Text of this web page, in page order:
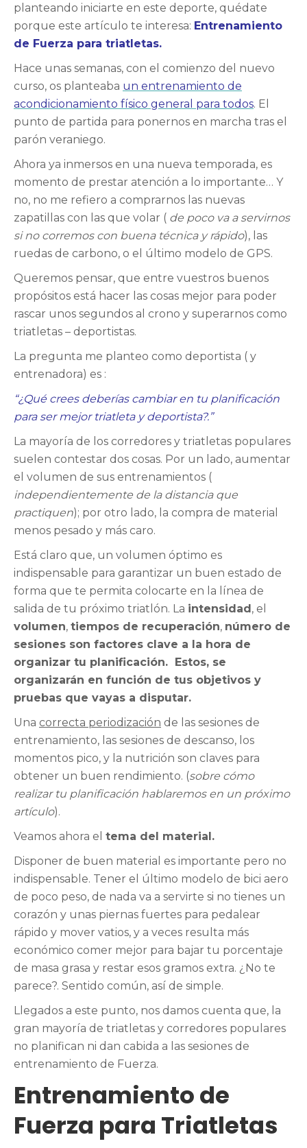
planteando iniciarte en este deporte, quédate
porque este artículo te interesa: Entrenamiento
de Fuerza para triatletas.
Hace unas semanas, con el comienzo del nuevo
curso, os planteaba un entrenamiento de
acondicionamiento físico general para todos. El
punto de partida para ponernos en marcha tras el
parón veraniego.
Ahora ya inmersos en una nueva temporada, es
momento de prestar atención a lo importante… Y
no, no me refiero a comprarnos las nuevas
zapatillas con las que volar ( de poco va a servirnos
si no corremos con buena técnica y rápido), las
ruedas de carbono, o el último modelo de GPS.
Queremos pensar, que entre vuestros buenos
propósitos está hacer las cosas mejor para poder
rascar unos segundos al crono y superarnos como
triatletas – deportistas.
La pregunta me planteo como deportista ( y
entrenadora) es :
“¿Qué crees deberías cambiar en tu planificación
para ser mejor triatleta y deportista?.”
La mayoría de los corredores y triatletas populares
suelen contestar dos cosas. Por un lado, aumentar
el volumen de sus entrenamientos (
independientemente de la distancia que
practiquen); por otro lado, la compra de material
menos pesado y más caro.
Está claro que, un volumen óptimo es
indispensable para garantizar un buen estado de
forma que te permita colocarte en la línea de
salida de tu próximo triatlón. La intensidad, el
volumen, tiempos de recuperación, número de
sesiones son factores clave a la hora de
organizar tu planificación. Estos, se
organizarán en función de tus objetivos y
pruebas que vayas a disputar.
Una correcta periodización de las sesiones de
entrenamiento, las sesiones de descanso, los
momentos pico, y la nutrición son claves para
obtener un buen rendimiento. (sobre cómo
realizar tu planificación hablaremos en un próximo
artículo).
Veamos ahora el tema del material.
Disponer de buen material es importante pero no
indispensable. Tener el último modelo de bici aero
de poco peso, de nada va a servirte si no tienes un
corazón y unas piernas fuertes para pedalear
rápido y mover vatios, y a veces resulta más
económico comer mejor para bajar tu porcentaje
de masa grasa y restar esos gramos extra. ¿No te
parece?. Sentido común, así de simple.
Llegados a este punto, nos damos cuenta que, la
gran mayoría de triatletas y corredores populares
no planifican ni dan cabida a las sesiones de
entrenamiento de Fuerza.
Entrenamiento de
Fuerza para Triatletas